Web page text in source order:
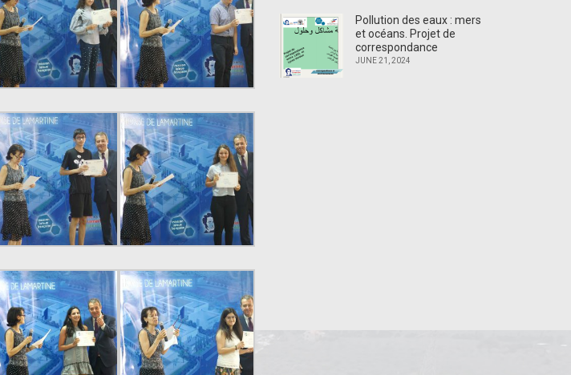
Pollution des eaux : mers
et océans. Projet de
correspondance
JUNE 21, 2024